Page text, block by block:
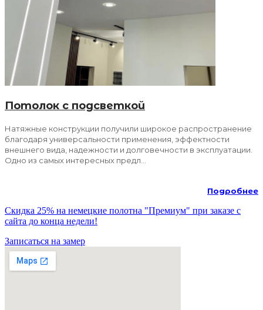
Потолок с подсветкой
Натяжные конструкции получили широкое распространение
благодаря универсальности применения, эффектности
внешнего вида, надежности и долговечности в эксплуатации.
Одно из самых интересных предл...
Подробнее
Скидка 25% на немецкие полотна "Премиум" при заказе с
сайта до конца недели!
Записаться на замер